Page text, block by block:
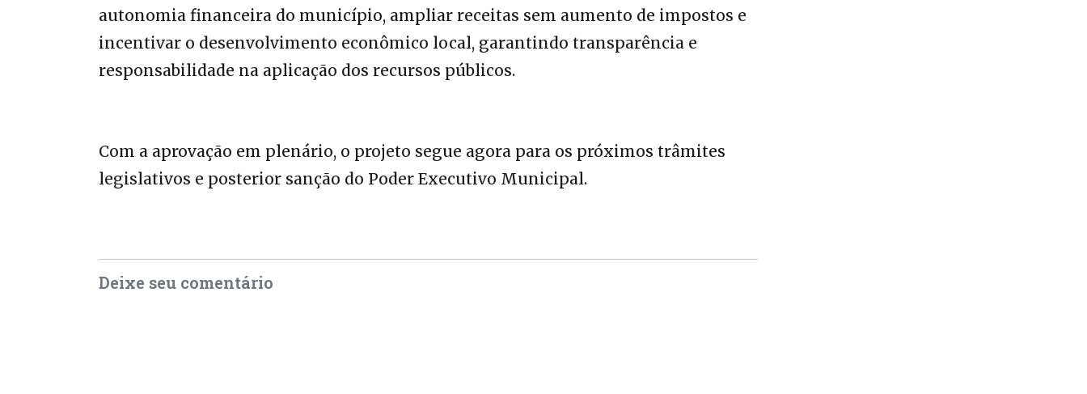
autonomia financeira do município, ampliar receitas sem aumento de impostos e
incentivar o desenvolvimento econômico local, garantindo transparência e
responsabilidade na aplicação dos recursos públicos.
Com a aprovação em plenário, o projeto segue agora para os próximos trâmites
legislativos e posterior sanção do Poder Executivo Municipal.
Deixe seu comentário